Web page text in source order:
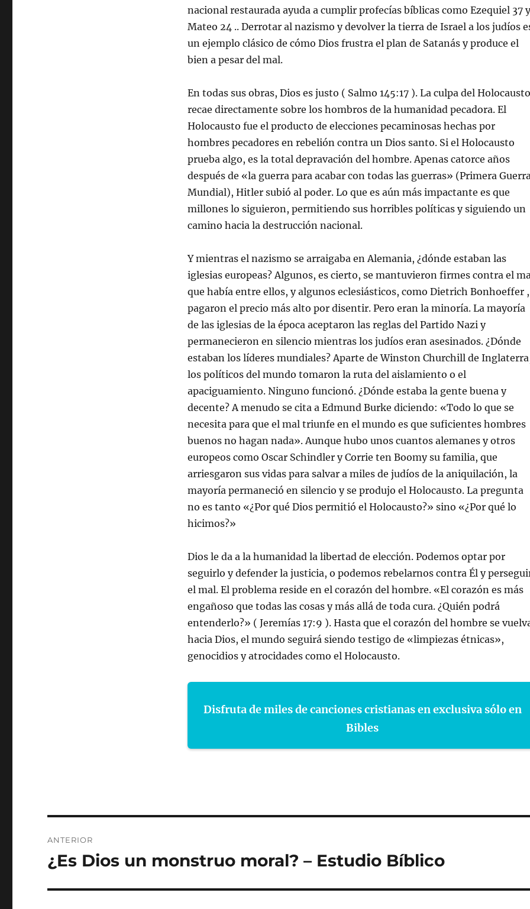
nacional restaurada ayuda a cumplir profecías bíblicas como Ezequiel 37 y
Mateo 24 .. Derrotar al nazismo y devolver la tierra de Israel a los judíos
un ejemplo clásico de cómo Dios frustra el plan de Satanás y produce el
bien a pesar del mal.
En todas sus obras, Dios es justo ( Salmo 145:17 ). La culpa del Holocausto
recae directamente sobre los hombros de la humanidad pecadora. El
Holocausto fue el producto de elecciones pecaminosas hechas por
hombres pecadores en rebelión contra un Dios santo. Si el Holocausto
prueba algo, es la total depravación del hombre. Apenas catorce años
después de «la guerra para acabar con todas las guerras» (Primera
Mundial), Hitler subió al poder. Lo que es aún más impactante es que
millones lo siguieron, permitiendo sus horribles políticas y siguiendo un
camino hacia la destrucción nacional.
Y mientras el nazismo se arraigaba en Alemania, ¿dónde estaban las
iglesias europeas? Algunos, es cierto, se mantuvieron firmes contra el
que había entre ellos, y algunos eclesiásticos, como Dietrich Bonhoeffer ,
pagaron el precio más alto por disentir. Pero eran la minoría. La mayoría
de las iglesias de la época aceptaron las reglas del Partido Nazi y
permanecieron en silencio mientras los judíos eran asesinados. ¿Dónde
estaban los líderes mundiales? Aparte de Winston Churchill de
los políticos del mundo tomaron la ruta del aislamiento o el
apaciguamiento. Ninguno funcionó. ¿Dónde estaba la gente buena y
decente? A menudo se cita a Edmund Burke diciendo: «Todo lo que se
necesita para que el mal triunfe en el mundo es que suficientes hombres
buenos no hagan nada». Aunque hubo unos cuantos alemanes y otros
europeos como Oscar Schindler y Corrie ten Boomy su familia, que
arriesgaron sus vidas para salvar a miles de judíos de la aniquilación, la
mayoría permaneció en silencio y se produjo el Holocausto. La pregunta
no es tanto «¿Por qué Dios permitió el Holocausto?» sino «¿Por qué lo
hicimos?»
Dios le da a la humanidad la libertad de elección. Podemos optar por
seguirlo y defender la justicia, o podemos rebelarnos contra Él y
el mal. El problema reside en el corazón del hombre. «El corazón es más
engañoso que todas las cosas y más allá de toda cura. ¿Quién podrá
entenderlo?» ( Jeremías 17:9 ). Hasta que el corazón del hombre se
hacia Dios, el mundo seguirá siendo testigo de «limpiezas étnicas»,
genocidios y atrocidades como el Holocausto.
Disfruta de miles de canciones cristianas en exclusiva sólo en
Bibles
de
ANTERIOR
Entrada
¿Es Dios un monstruo moral? – Estudio Bíblico